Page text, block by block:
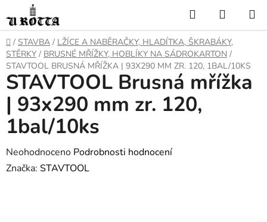
na
obsah
Hledat
KOŠÍK
DOMŮ
/ STAVBA / LŽÍCE A NABĚRAČKY, HLADÍTKA, ŠKRABÁKY,
STĚRKY / BRUSNÉ MŘÍŽKY, HOBLÍKY NA SÁDROKARTON /
STAVTOOL BRUSNÁ MŘÍŽKA | 93X290 MM ZR. 120, 1BAL/10KS
STAVTOOL Brusná mřížka
| 93x290 mm zr. 120,
1bal/10ks
Průměrné
hodnocení
Neohodnoceno Podrobnosti hodnocení
Značka: STAVTOOL